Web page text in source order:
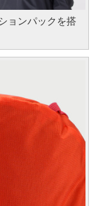
ョンパックを搭